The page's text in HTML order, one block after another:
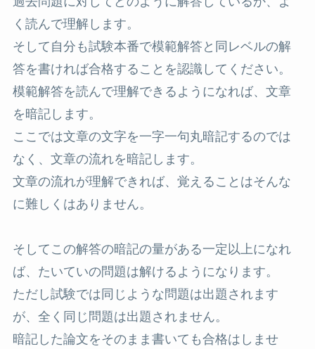
く読んで理解します。
そして自分も試験本番で模範解答と同レベルの解
答を書ければ合格することを認識してください。
模範解答を読んで理解できるようになれば、文章
を暗記します。
ここでは文章の文字を一字一句丸暗記するのでは
なく、文章の流れを暗記します。
文章の流れが理解できれば、覚えることはそんな
に難しくはありません。
そしてこの解答の暗記の量がある一定以上になれ
ば、たいていの問題は解けるようになります。
ただし試験では同じような問題は出題されます
が、全く同じ問題は出題されません。
暗記した論文をそのまま書いても合格はしませ